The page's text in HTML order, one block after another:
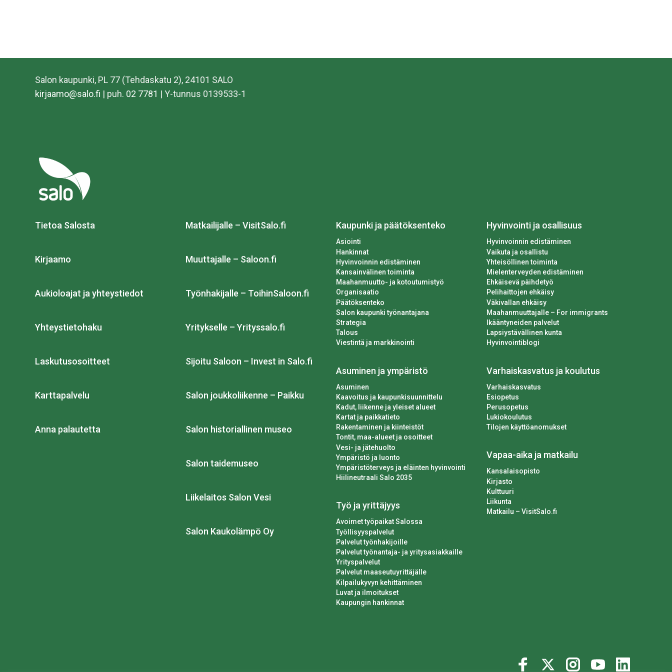
Salon kaupunki, PL 77 (Tehdaskatu 2), 24101 SALO
kirjaamo@salo.fi | puh. 02 7781 | Y-tunnus 0139533-1
Tietoa Salosta
Kirjaamo
Aukioloajat ja yhteystiedot
Yhteystietohaku
Laskutusosoitteet
Karttapalvelu
Anna palautetta
Matkailijalle – VisitSalo.fi
Muuttajalle – Saloon.fi
Työnhakijalle – ToihinSaloon.fi
Yritykselle – Yrityssalo.fi
Sijoitu Saloon – Invest in Salo.fi
Salon joukkoliikenne – Paikku
Salon historiallinen museo
Salon taidemuseo
Liikelaitos Salon Vesi
Salon Kaukolämpö Oy
Kaupunki ja päätöksenteko
Asiointi
Hankinnat
Hyvinvoinnin edistäminen
Kansainvälinen toiminta
Maahanmuutto- ja kotoutumistyö
Organisaatio
Päätöksenteko
Salon kaupunki työnantajana
Strategia
Talous
Viestintä ja markkinointi
Asuminen ja ympäristö
Asuminen
Kaavoitus ja kaupunkisuunnittelu
Kadut, liikenne ja yleiset alueet
Kartat ja paikkatieto
Rakentaminen ja kiinteistöt
Tontit, maa-alueet ja osoitteet
Vesi- ja jätehuolto
Ympäristö ja luonto
Ympäristöterveys ja eläinten hyvinvointi
Hiilineutraali Salo 2035
Työ ja yrittäjyys
Avoimet työpaikat Salossa
Työllisyyspalvelut
Palvelut työnhakijoille
Palvelut työnantaja- ja yritysasiakkaille
Yrityspalvelut
Palvelut maaseutuyrittäjälle
Kilpailukyvyn kehittäminen
Luvat ja ilmoitukset
Kaupungin hankinnat
Hyvinvointi ja osallisuus
Hyvinvoinnin edistäminen
Vaikuta ja osallistu
Yhteisöllinen toiminta
Mielenterveyden edistäminen
Ehkäisevä päihdetyö
Pelihaittojen ehkäisy
Väkivallan ehkäisy
Maahanmuuttajalle – For immigrants
Ikääntyneiden palvelut
Lapsiystävällinen kunta
Hyvinvointiblogi
Varhaiskasvatus ja koulutus
Varhaiskasvatus
Esiopetus
Perusopetus
Lukiokoulutus
Tilojen käyttöanomukset
Vapaa-aika ja matkailu
Kansalaisopisto
Kirjasto
Kulttuuri
Liikunta
Matkailu – VisitSalo.fi